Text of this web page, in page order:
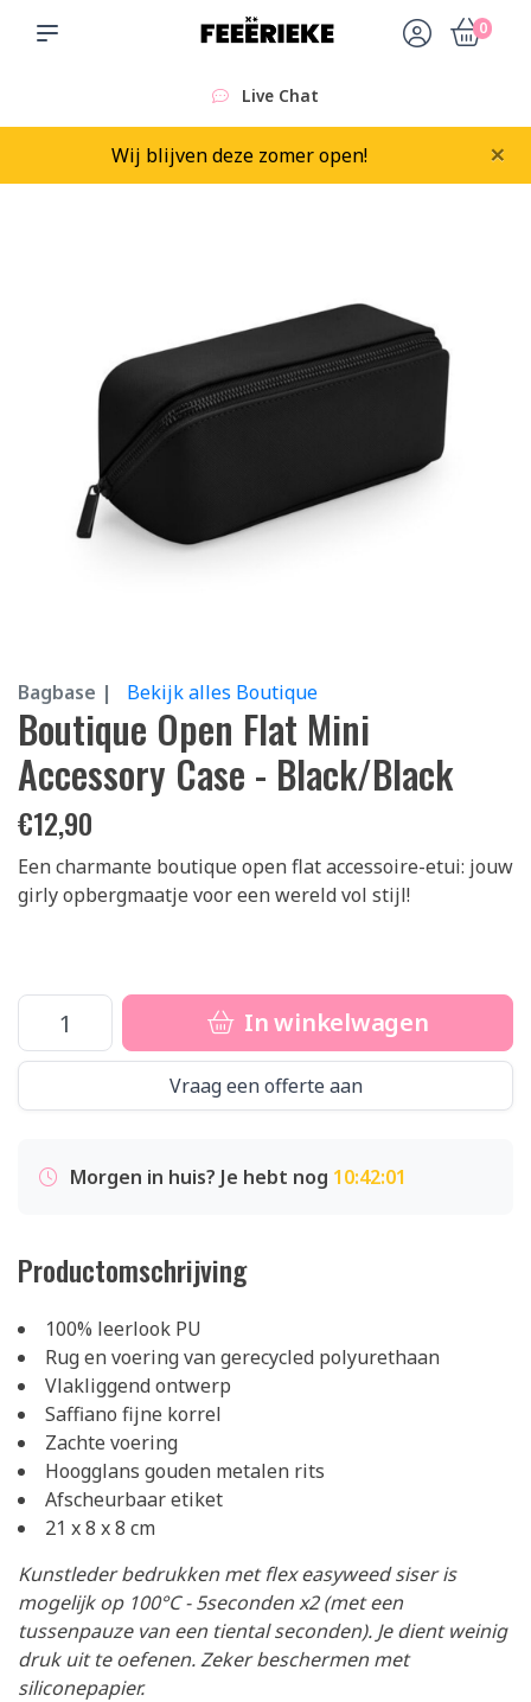
0
Live Chat
Wij blijven deze zomer open! ×
Bagbase | Bekijk alles Boutique
Boutique Open Flat Mini
Accessory Case - Black/Black
€12,90
Een charmante boutique open flat accessoire-etui: jouw
girly opbergmaatje voor een wereld vol stijl!
In winkelwagen
Vraag een offerte aan
Morgen in huis? Je hebt nog 10:42:01
Productomschrijving
100% leerlook PU
Rug en voering van gerecycled polyurethaan
Vlakliggend ontwerp
Saffiano fijne korrel
Zachte voering
Hoogglans gouden metalen rits
Afscheurbaar etiket
21 x 8 x 8 cm
Kunstleder bedrukken met flex easyweed siser is
mogelijk op 100°C - 5seconden x2 (met een
tussenpauze van een tiental seconden). Je dient weinig
druk uit te oefenen. Zeker beschermen met
siliconepapier.